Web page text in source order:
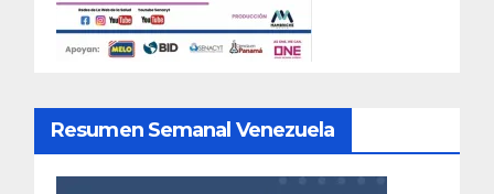
Resumen Semanal Venezuela